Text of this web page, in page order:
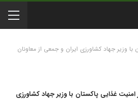
با وزیر جهاد کشاورزی ایران و جمعی از معاونان
امنیت غذایی پاکستان با وزیر جهاد کشاورزی